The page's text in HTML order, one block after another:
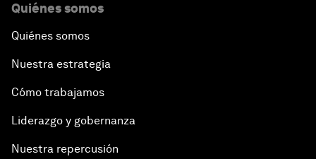
Quiénes somos
Quiénes somos
Nuestra estrategia
Cómo trabajamos
Liderazgo y gobernanza
Nuestra repercusión